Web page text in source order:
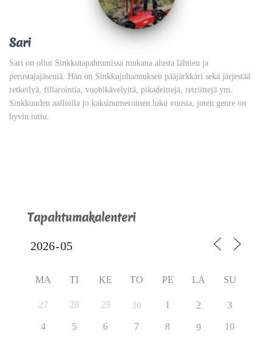
Sari
Sari on ollut Sinkkutapahtumissa mukana alusta lähtien ja
perustajajäseniä. Hän on Sinkkujuhannuksen pääjärkkäri sekä järjestää
retkeilyä, fillarointia, vuohikävelyitä, pikadeittejä, retriittejä ym.
Sinkkuuden aalloilla jo kaksinumeroinen luku vuosia, joten genre on
hyvin tuttu.
Tapahtumakalenteri
MA TI KE TO PE LA SU
27 28 29 30 1 2 3
4 5 6 7 8 9 10